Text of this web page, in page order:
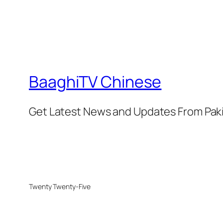
BaaghiTV Chinese
Get Latest News and Updates From
Twenty Twenty-Five